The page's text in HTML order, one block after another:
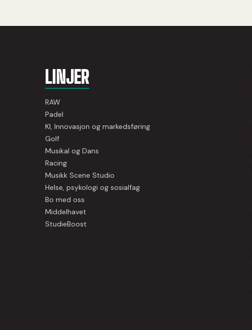
LINJER
RAW
Padel
KI, Innovasjon og markedsføring
Golf
Musikal og Dans
Racing
Musikk Scene Studio
Helse, psykologi og sosialfag
Bo med oss
Middelhavet
StudieBoost